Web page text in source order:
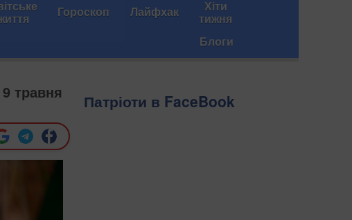
Гороскоп Лайфхак Хіти
тижня
Блоги
травня
Патріоти в FaceBook